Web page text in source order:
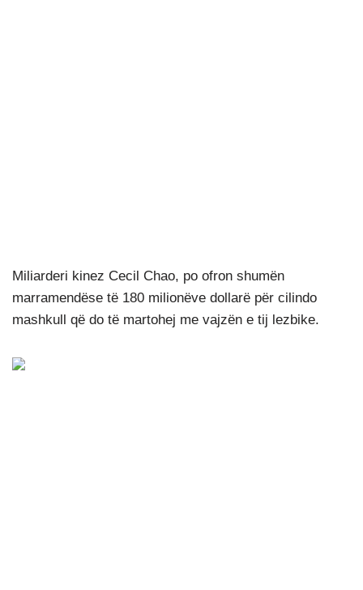
Miliarderi kinez Cecil Chao, po ofron shumën
marramendëse të 180 milionëve dollarë për cilindo
mashkull që do të martohej me vajzën e tij lezbike.